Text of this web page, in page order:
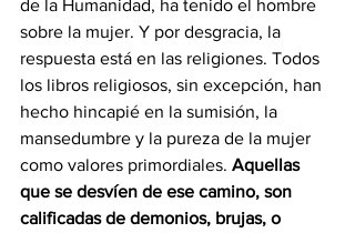
de la Humanidad, ha tenido el hombre
sobre la mujer. Y por desgracia, la
respuesta está en las religiones. Todos
los libros religiosos, sin excepción, han
hecho hincapié en la sumisión, la
mansedumbre y la pureza de la mujer
como valores primordiales. Aquellas
que se desvíen de ese camino, son
calificadas de demonios, brujas, o